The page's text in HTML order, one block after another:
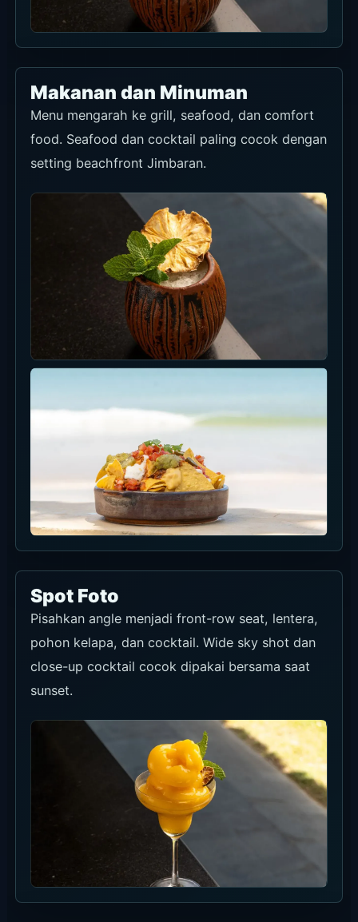
Makanan dan Minuman
Menu mengarah ke grill, seafood, dan comfort
food. Seafood dan cocktail paling cocok dengan
setting beachfront Jimbaran.
Spot Foto
Pisahkan angle menjadi front-row seat, lentera,
pohon kelapa, dan cocktail. Wide sky shot dan
close-up cocktail cocok dipakai bersama saat
sunset.